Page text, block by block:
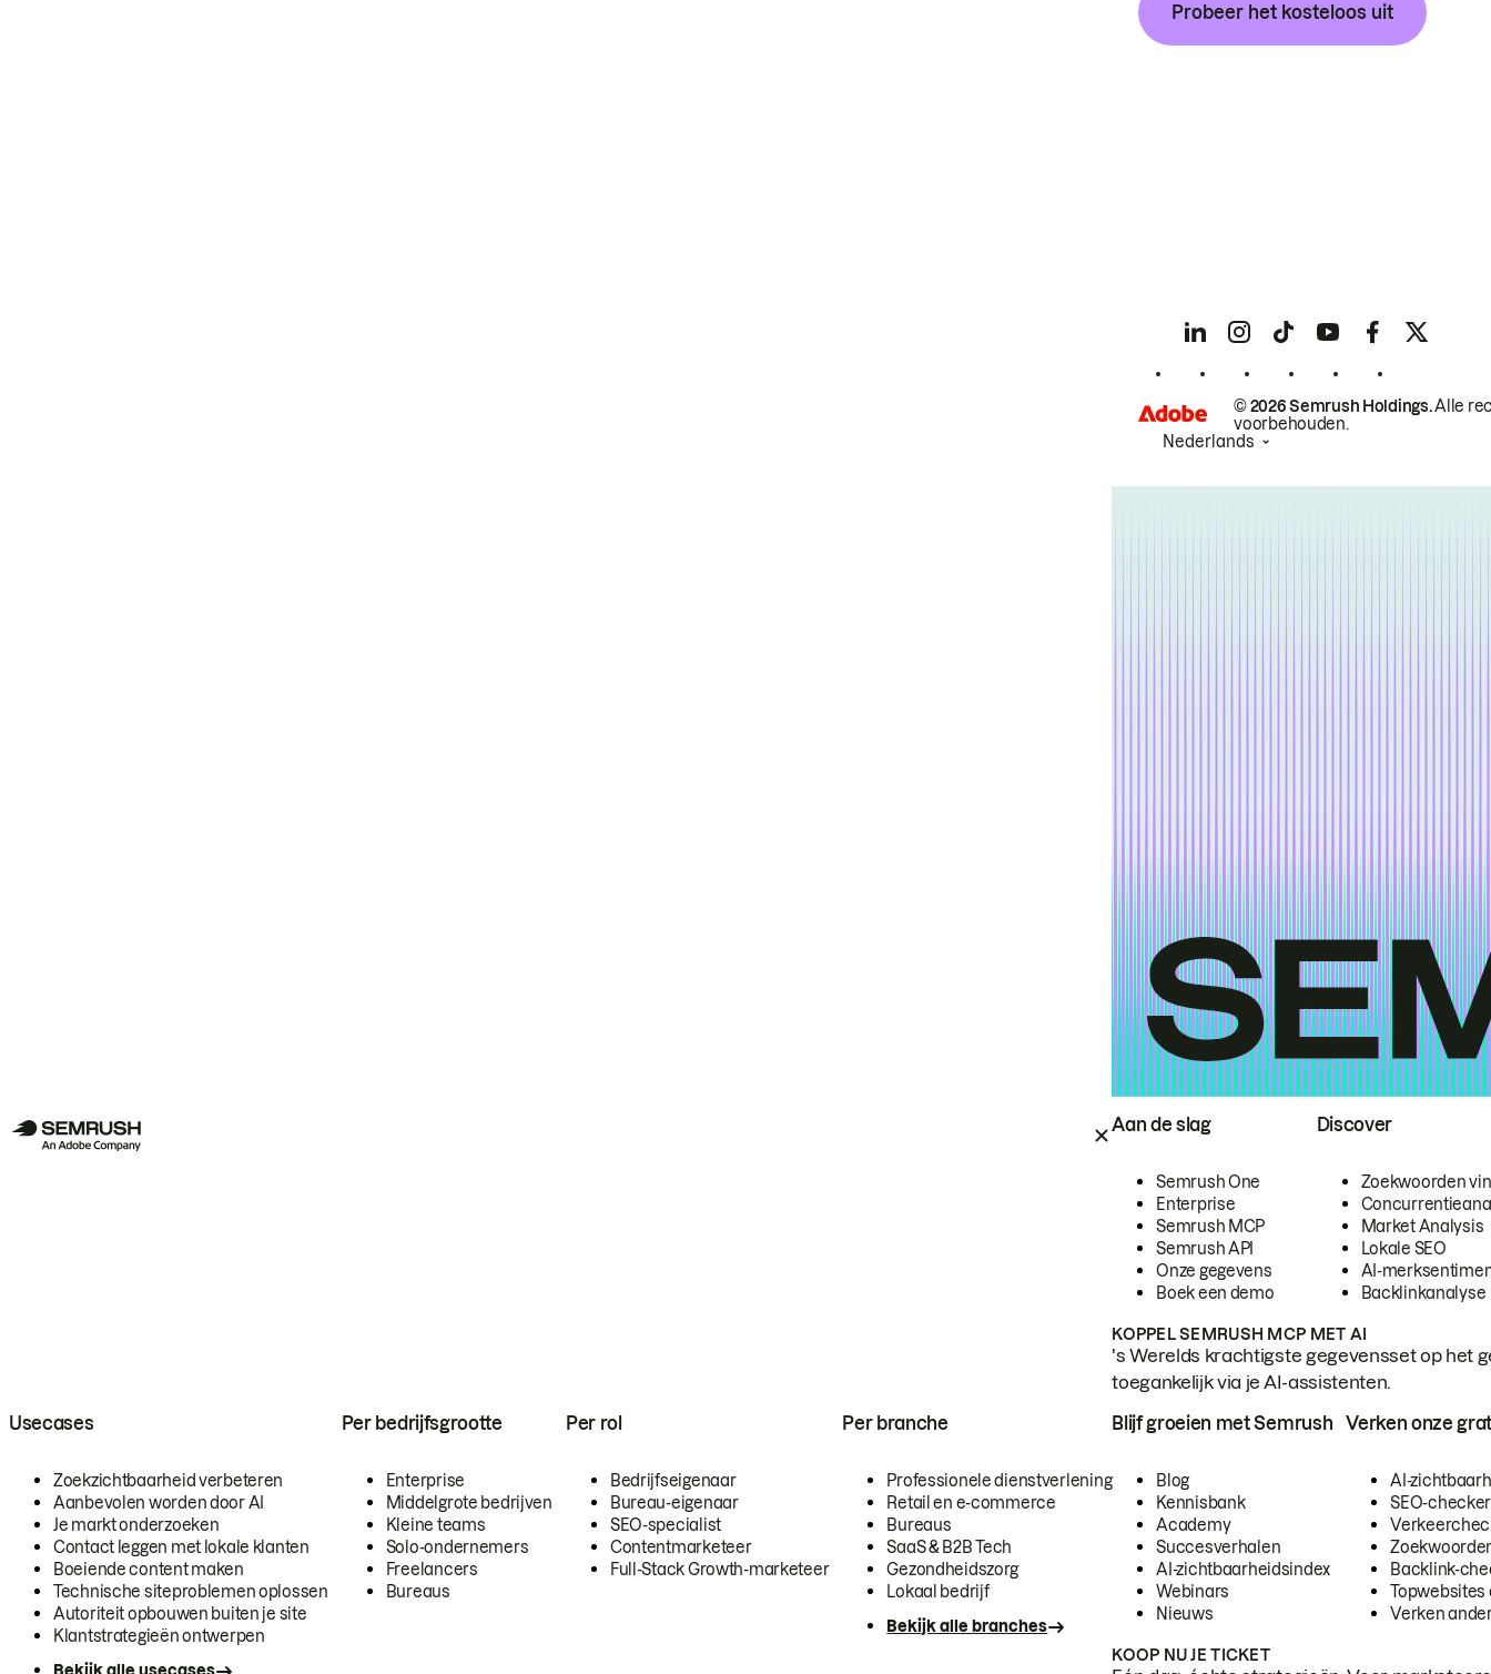
Aan de slag
Semrush One
Enterprise
Semrush MCP
Semrush API
Onze gegevens
Boek een demo
Discover
Zoekwoorden
Market Analysis
Lokale SEO
AI-
Backlinkanalyse
KOPPEL SEMRUSH MCP MET AI
's Werelds krachtigste gegevensset op het
toegankelijk via je AI-assistenten.
Usecases
Zoekzichtbaarheid verbeteren
Aanbevolen worden door AI
Je markt onderzoeken
Contact leggen met lokale klanten
Boeiende content maken
Technische siteproblemen oplossen
Autoriteit opbouwen buiten je site
Klantstrategieën ontwerpen
Per bedrijfsgrootte
Enterprise
Middelgrote bedrijven
Kleine teams
Solo-ondernemers
Freelancers
Bureaus
Per rol
Bedrijfseigenaar
Bureau-eigenaar
SEO-specialist
Contentmarketeer
Full-Stack Growth-marketeer
Per branche
Professionele dienstverlening
Retail en e-commerce
Bureaus
SaaS & B2B Tech
Gezondheidszorg
Lokaal bedrijf
Bekijk alle branches
Blijf groeien met Semrush
Blog
Kennisbank
Academy
Succesverhalen
AI-zichtbaarheidsindex
Webinars
Nieuws
Verken onze
AI-
SEO-checker
Backlink-
Topwebsites
Verken
KOOP NU JE TICKET
Probeer het kosteloos uit
© 2026 Semrush Holdings.Alle
voorbehouden.
Nederlands